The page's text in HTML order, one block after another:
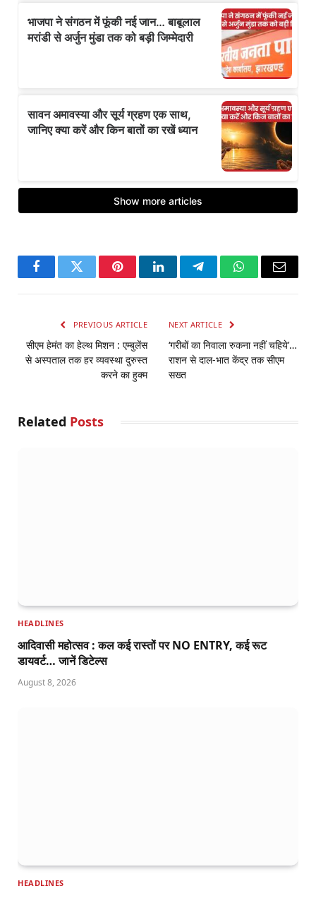
FacebookTwitter PinterestLinkedInTelegramWhatsApp
Email
PREVIOUS ARTICLE
सीएम हेमंत का हेल्थ मिशन : एम्बुलेंस
से अस्पताल तक हर व्यवस्था दुरुस्त
करने का हुक्म
NEXT ARTICLE
‘गरीबों का निवाला रुकना नहीं चहिये’…
राशन से दाल-भात केंद्र तक सीएम
सख्त
Related Posts
HEADLINES
आदिवासी महोत्सव : कल कई रास्तों पर NO ENTRY, कई रूट
डायवर्ट… जानें डिटेल्स
August 8, 2026
HEADLINES